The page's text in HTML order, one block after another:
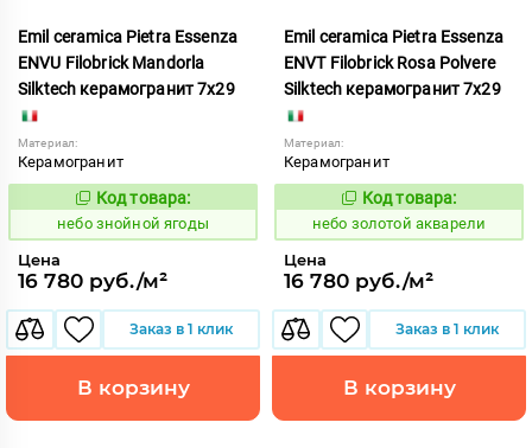
Emil ceramica Pietra Essenza
ENVU Filobrick Mandorla
Silktech керамогранит 7x29
Материал:
Керамогранит
1113499
Код товара:
небо знойной ягоды
Цена
16 780 руб./м²
Заказ в 1 клик
В корзину
Emil ceramica Pietra Essenza
ENVT Filobrick Rosa Polvere
Silktech керамогранит 7x29
Материал:
Керамогранит
1113500
Код товара:
небо золотой акварели
Цена
16 780 руб./м²
Заказ в 1 клик
В корзину